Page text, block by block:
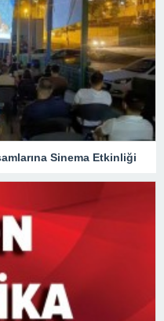
Sinema Etkinliği